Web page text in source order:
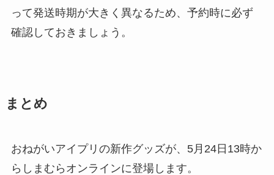
って発送時期が大きく異なるため、予約時に必ず
確認しておきましょう。
まとめ
おねがいアイプリの新作グッズが、5月24日13時か
らしまむらオンラインに登場します。